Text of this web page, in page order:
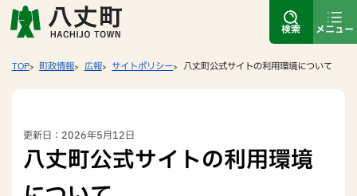
検索 メニュー
TOP 町政情報 広報 サイトポリシー 八丈町公式サイトの利用環境について
更新日：2026年5月12日
八丈町公式サイトの利用環境